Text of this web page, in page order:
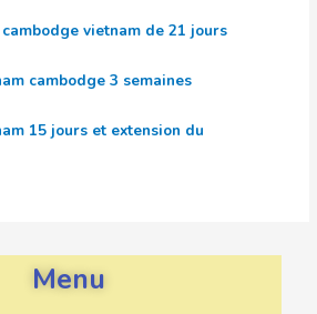
vietnam de 21 jours
cambodge 3 semaines
15 jours et extension du
Menu